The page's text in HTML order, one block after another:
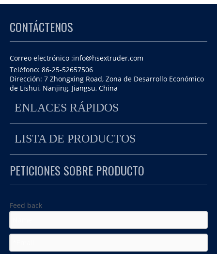
Nanjing Haisi Extrusion Equipment Co., Ltd. Tiene un agente indio
que puede proporcionar un mejor servicio, incluida la guía antes de las
Además, puede visitar más fábricas que usan nuestra máquina en la
India. Es una buena noticia para los clientes que son inconvenientes
CONTÁCTENOS
Correo electrónico :info@hsextruder.com
Teléfono: 86-25-52657506
Dirección: 7 Zhongxing Road, Zona de Desarrollo Económico
de Lishui, Nanjing, Jiangsu, China
ENLACES RÁPIDOS
LISTA DE PRODUCTOS
PETICIONES SOBRE PRODUCTO
Feed back